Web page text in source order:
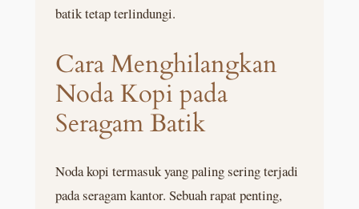
batik tetap terlindungi.
Cara Menghilangkan
Noda Kopi pada
Seragam Batik
Noda kopi termasuk yang paling sering terjadi
pada seragam kantor. Sebuah rapat penting,